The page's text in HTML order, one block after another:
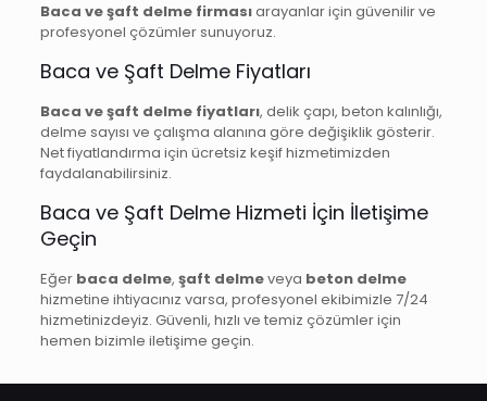
Baca ve şaft delme firmasıarayanlar için güvenilir ve
profesyonel çözümler sunuyoruz.
Baca ve Şaft Delme Fiyatları
Baca ve şaft delme fiyatları, delik çapı, beton kalınlığı,
delme sayısı ve çalışma alanına göre değişiklik gösterir.
Net fiyatlandırma için ücretsiz keşif hizmetimizden
faydalanabilirsiniz.
Baca ve Şaft Delme Hizmeti İçin İletişime
Geçin
Eğer baca delme, şaft delmeveya beton delme
hizmetine ihtiyacınız varsa, profesyonel ekibimizle 7/24
hizmetinizdeyiz. Güvenli, hızlı ve temiz çözümler için
hemen bizimle iletişime geçin.